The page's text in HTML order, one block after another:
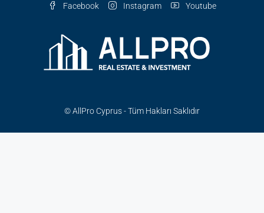
Facebook Instagram Youtube
© AllPro Cyprus - Tüm Hakları Saklıdır